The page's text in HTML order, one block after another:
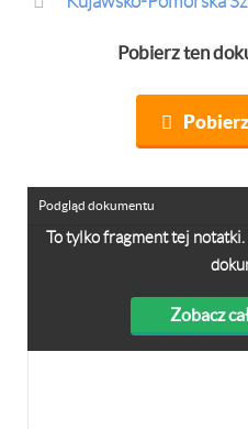
Pobierz ten
To tylko fragment tej
Zobacz
Podgląd dokumentu